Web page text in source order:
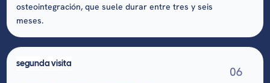
osteointegración, que suele durar entre tres y seis
meses.
segunda visita
06